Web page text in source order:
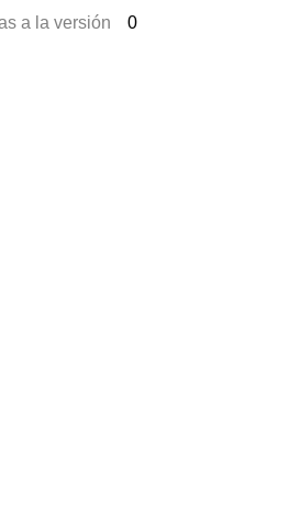
a la versión
0